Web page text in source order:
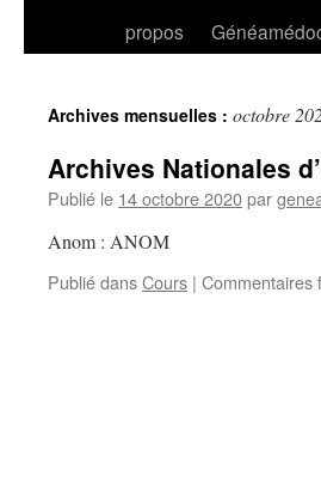
propos
Archives mensuelles : octobre
Archives Nationales
Publié le 14 octobre 2020par
Anom : ANOM
Publié dansCours | Commentaires